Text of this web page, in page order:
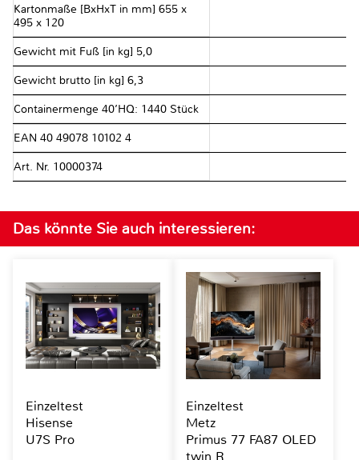
Kartonmaße [BxHxT in mm] 655 x
495 x 120
Gewicht mit Fuß [in kg] 5,0
Gewicht brutto [in kg] 6,3
Containermenge 40’HQ: 1440 Stück
EAN 40 49078 10102 4
Art. Nr. 10000374
Das könnte Sie auch interessieren:
Einzeltest
Hisense
U7S Pro
Einzeltest
Metz
Primus 77 FA87 OLED
twin R